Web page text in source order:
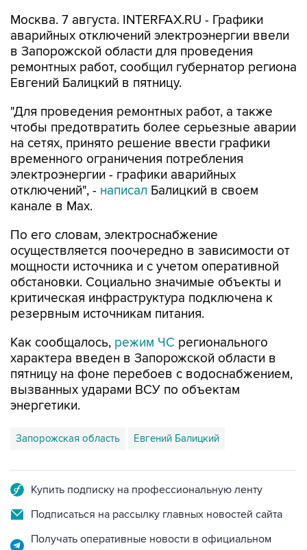
в Запорожской области для проведения
ремонтных работ, сообщил губернатор региона
Евгений Балицкий в пятницу.
"Для проведения ремонтных работ, а также
на сетях, принято решение ввести графики
временного ограничения потребления
электроэнергии - графики аварийных
отключений", -написалБалицкий в своем
канале в Max.
По его словам, электроснабжение
мощности источника и с учетом оперативной
обстановки. Социально значимые объекты и
критическая инфраструктура подключена к
резервным источникам питания.
Как сообщалось,режим ЧСрегионального
пятницу на фоне перебоев с водоснабжением,
вызванных ударами ВСУ по объектам
энергетики.
Запорожская область
Подписаться на рассылку главных новостей сайта
Получать оперативные новости в официальном
канале